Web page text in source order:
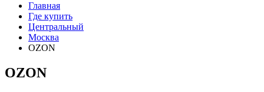
Главная
Где купить
Центральный
Москва
OZON
OZON